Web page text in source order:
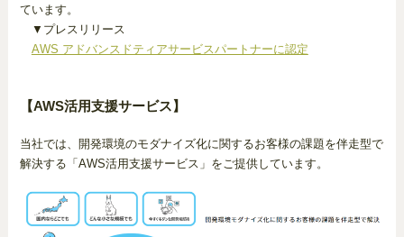
ています。
▼プレスリリース
AWS アドバンスドティアサービスパートナーに認定
【AWS活用支援サービス】
当社では、開発環境のモダナイズ化に関するお客様の課題を伴走型で
解決する「AWS活用支援サービス」をご提供しています。